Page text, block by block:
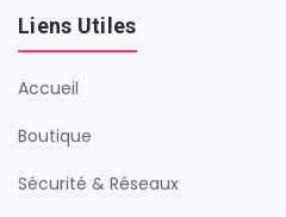
Liens Utiles
Accueil
Boutique
Sécurité & Réseaux